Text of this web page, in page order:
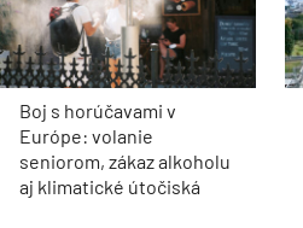
Boj s horúčavami v
Európe: volanie
seniorom, zákaz alkoholu
aj klimatické útočiská